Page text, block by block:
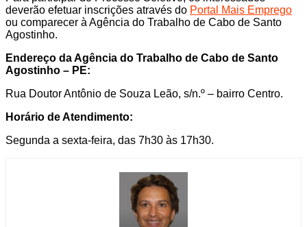
deverão efetuar inscrições através do Portal Mais Emprego
ou comparecer à Agência do Trabalho de Cabo de Santo
Agostinho.
Endereço da Agência do Trabalho de Cabo de Santo
Agostinho – PE:
Rua Doutor Antônio de Souza Leão, s/n.º – bairro Centro.
Horário de Atendimento:
Segunda a sexta-feira, das 7h30 às 17h30.